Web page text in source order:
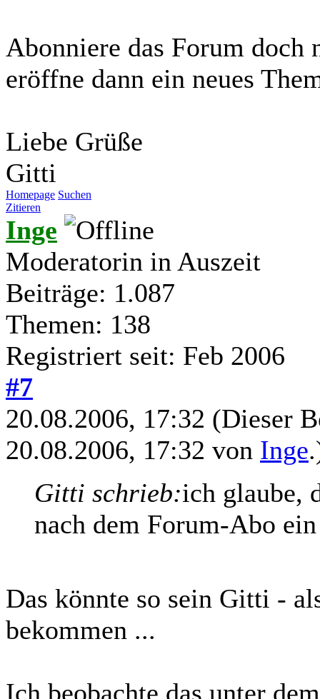
Abonniere das Forum doch
eröffne dann ein neues
Liebe Grüße
Gitti
Homepage Suchen
Zitieren
Inge
Moderatorin in Auszeit
Beiträge: 1.087
Themen: 138
Registriert seit: Feb 2006
#7
20.08.2006, 17:32 (Dieser
20.08.2006, 17:32 von Inge
Gitti schrieb:ich glaube,
nach dem Forum-Abo
Das könnte so sein Gitti -
bekommen ...
Ich beobachte das unter